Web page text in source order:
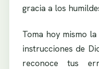
gracia a los
Toma hoy mismo
instrucciones de
reconoce tus